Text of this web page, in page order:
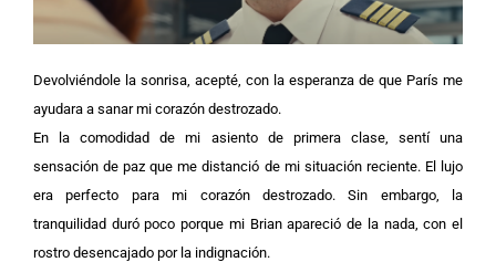
Devolviéndole la sonrisa, acepté, con la esperanza de que París me
ayudara a sanar mi corazón destrozado.
En la comodidad de mi asiento de primera clase, sentí una
sensación de paz que me distanció de mi situación reciente. El lujo
era perfecto para mi corazón destrozado. Sin embargo, la
tranquilidad duró poco porque mi Brian apareció de la nada, con el
rostro desencajado por la indignación.